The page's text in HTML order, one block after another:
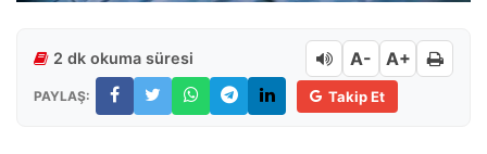
2 dk okuma süresi A- A+
PAYLAŞ: Takip Et